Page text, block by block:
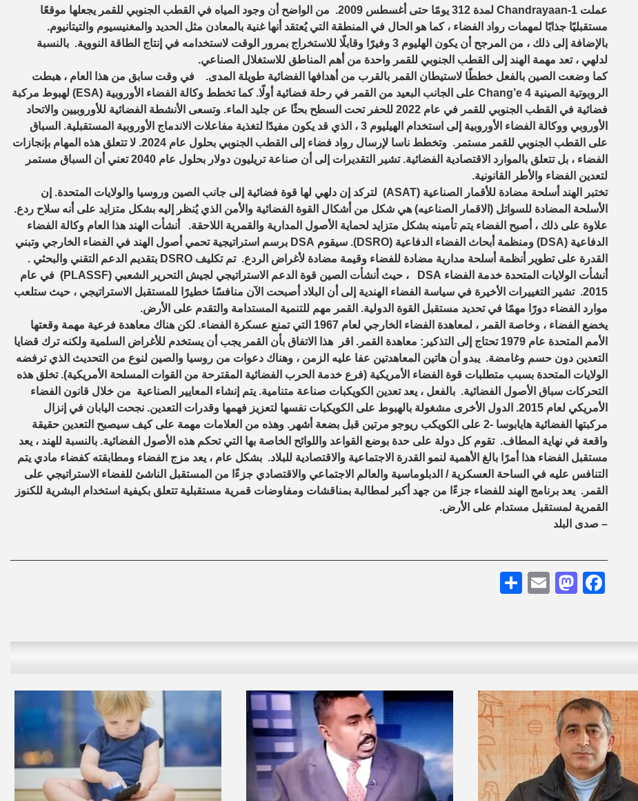
عملت Chandrayaan-1 لمدة 312 يومًا حتى أغسطس 2009. من الواضح أن وجود المياه في القطب الجنوبي للقمر يجعلها موقعًا
مستقبليًا جذابًا لمهمات رواد الفضاء ، كما هو الحال في المنطقة التي يُعتقد أنها غنية بالمعادن مثل الحديد والمغنيسيوم والتيتانيوم.
بالإضافة إلى ذلك ، من المرجح أن يكون الهليوم 3 وفيرًا وقابلًا للاستخراج بمرور الوقت لاستخدامه في إنتاج الطاقة النووية. بالنسبة
لدلهي ، تعد مهمة الهند إلى القطب الجنوبي للقمر واحدة من أهم المناطق للاستغلال الصناعي.
كما وضعت الصين بالفعل خططًا لاستيطان القمر بالقرب من أهدافها الفضائية طويلة المدى. في وقت سابق من هذا العام ، هبطت
الروبوتية الصينية Chang’e 4 على الجانب البعيد من القمر في رحلة فضائية أولًا. كما تخطط وكالة الفضاء الأوروبية (ESA) لهبوط مركبة
فضائية في القطب الجنوبي للقمر في عام 2022 للحفر تحت السطح بحثًا عن جليد الماء. وتسعى الأنشطة الفضائية للأوروبيين والاتحاد
الأوروبي ووكالة الفضاء الأوروبية إلى استخدام الهيليوم 3 ، الذي قد يكون مفيدًا لتغذية مفاعلات الاندماج الأوروبية المستقبلية. السباق
على القطب الجنوبي للقمر مستمر. وتخطط ناسا لإرسال رواد فضاء إلى القطب الجنوبي بحلول عام 2024. لا تتعلق هذه المهام بإنجازات
الفضاء ، بل تتعلق بالموارد الاقتصادية الفضائية. تشير التقديرات إلى أن صناعة تريليون دولار بحلول عام 2040 تعني أن السباق مستمر
لتعدين الفضاء والأطر القانونية.
تختبر الهند أسلحة مضادة للأقمار الصناعية (ASAT) لتركد إن دلهي لها قوة فضائية إلى جانب الصين وروسيا والولايات المتحدة. إن
الأسلحة المضادة للسواتل (الاقمار الصناعيه) هي شكل من أشكال القوة الفضائية والأمن الذي يُنظر إليه بشكل متزايد على أنه سلاح ردع.
علاوة على ذلك ، أصبح الفضاء يتم تأمينه بشكل متزايد لحماية الأصول المدارية والقمرية اللاحقة. أنشأت الهند هذا العام وكالة الفضاء
الدفاعية (DSA) ومنظمة أبحاث الفضاء الدفاعية (DSRO). سيقوم DSA برسم استراتيجية تحمي أصول الهند في الفضاء الخارجي وتبني
القدرة على تطوير أنظمة أسلحة مدارية مضادة للفضاء وقيمة مضادة لأغراض الردع. تم تكليف DSRO بتقديم الدعم التقني والبحثي .
أنشأت الولايات المتحدة خدمة الفضاء DSA ، حيث أنشأت الصين قوة الدعم الاستراتيجي لجيش التحرير الشعبي (PLASSF) في عام
2015. تشير التغييرات الأخيرة في سياسة الفضاء الهندية إلى أن البلاد أصبحت الآن منافسًا خطيرًا للمستقبل الاستراتيجي ، حيث ستلعب
موارد الفضاء دورًا مهمًا في تحديد مستقبل القوة الدولية. القمر مهم للتنمية المستدامة والتقدم على الأرض.
يخضع الفضاء ، وخاصة القمر ، لمعاهدة الفضاء الخارجي لعام 1967 التي تمنع عسكرة الفضاء. لكن هناك معاهدة فرعية مهمة وقعتها
الأمم المتحدة عام 1979 تحتاج إلى التذكير: معاهدة القمر. اقر هذا الاتفاق بأن القمر يجب أن يستخدم للأغراض السلمية ولكنه ترك قضايا
التعدين دون حسم وغامضة. يبدو أن هاتين المعاهدتين عفا عليه الزمن ، وهناك دعوات من روسيا والصين لنوع من التحديث الذي ترفضه
الولايات المتحدة بسبب متطلبات قوة الفضاء الأمريكية (فرع خدمة الحرب الفضائية المقترحة من القوات المسلحة الأمريكية). تخلق هذه
التحركات سباق الأصول الفضائية. بالفعل ، يعد تعدين الكويكبات صناعة متنامية. يتم إنشاء المعايير الصناعية من خلال قانون الفضاء
الأمريكي لعام 2015. الدول الأخرى مشغولة بالهبوط على الكويكبات نفسها لتعزيز فهمها وقدرات التعدين. نجحت اليابان في إنزال
مركبتها الفضائية هايابوسا -2 على الكويكب ريوجو مرتين قبل بضعة أشهر. وهذه من العلامات مهمة على كيف سيصبح التعدين حقيقة
واقعة في نهاية المطاف. تقوم كل دولة على حدة بوضع القواعد واللوائح الخاصة بها التي تحكم هذه الأصول الفضائية. بالنسبة للهند ، يعد
مستقبل الفضاء هذا أمرًا بالغ الأهمية لنمو القدرة الاجتماعية والاقتصادية للبلاد. بشكل عام ، يعد مزج الفضاء ومطابقته كفضاء مادي يتم
التنافس عليه في الساحة العسكرية / الدبلوماسية والعالم الاجتماعي والاقتصادي جزءًا من المستقبل الناشئ للفضاء الاستراتيجي على
القمر. يعد برنامج الهند للفضاء جزءًا من جهد أكبر لمطالبة بمناقشات ومفاوضات قمرية مستقبلية تتعلق بكيفية استخدام البشرية للكنوز
القمرية لمستقبل مستدام على الأرض.
– صدى البلد
Facebook
Mastodon
Email